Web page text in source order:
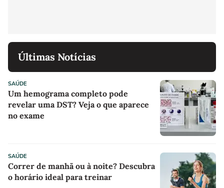
Últimas Notícias
SAÚDE
Um hemograma completo pode
revelar uma DST? Veja o que aparece
no exame
SAÚDE
Correr de manhã ou à noite? Descubra
o horário ideal para treinar